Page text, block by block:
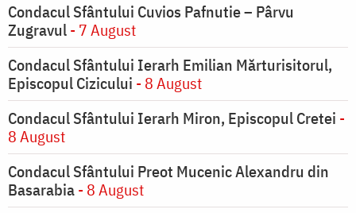
Condacul Sfântului Cuvios Pafnutie – Pârvu
Zugravul- 7 August
Condacul Sfântului Ierarh Emilian Mărturisitorul,
Episcopul Cizicului - 8 August
Condacul Sfântului Ierarh Miron, Episcopul Cretei -
8 August
Condacul Sfântului Preot Mucenic Alexandru din
Basarabia- 8 August